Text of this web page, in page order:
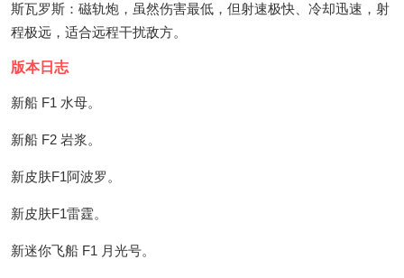
斯瓦罗斯：磁轨炮，虽然伤害最低，但射速极快、冷却迅速，射
程极远，适合远程干扰敌方。
版本日志
新船 F1 水母。
新船 F2 岩浆。
新皮肤F1阿波罗。
新皮肤F1雷霆。
新迷你飞船 F1 月光号。